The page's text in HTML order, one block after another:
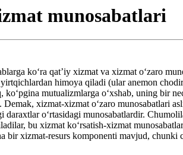
munosabatlari
koʻra qatʼiy xizmat va xizmat oʻzaro
himoya qiladi (ular anemon
koʻpgina mutualizmlarga oʻxshab, uning bir
xizmat-xizmat oʻzaro munosabatlari
daraxtlar oʻrtasidagi munosabatlardir.
bu xizmat koʻrsatish-xizmat
bir xizmat-resurs komponenti mavjud,